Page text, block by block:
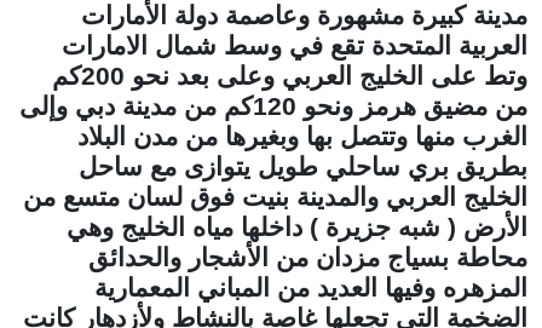
مدينة كبيرة مشهورة وعاصمة دولة الأمارات
العربية المتحدة تقع في وسط شمال الامارات
وتط على الخليج العربي وعلى بعد نحو 200كم
من مضيق هرمز ونحو 120كم من مدينة دبي وإلى
الغرب منها وتتصل بها وبغيرها من مدن البلاد
بطريق بري ساحلي طويل يتوازى مع ساحل
الخليج العربي والمدينة بنيت فوق لسان متسع من
الأرض ( شبه جزيرة ) داخلها مياه الخليج وهي
محاطة بسياج مزدان من الأشجار والحدائق
المزهره وفيها العديد من المباني المعمارية
الضخمة التي تجعلها غاصة بالنشاط ولأزدهار كانت